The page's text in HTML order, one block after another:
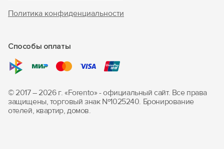
Политика конфиденциальности
Способы оплаты
© 2017 – 2026 г. «Forento» - официальный сайт. Все права
защищены, торговый знак Nº1025240. Бронирование
отелей, квартир, домов.